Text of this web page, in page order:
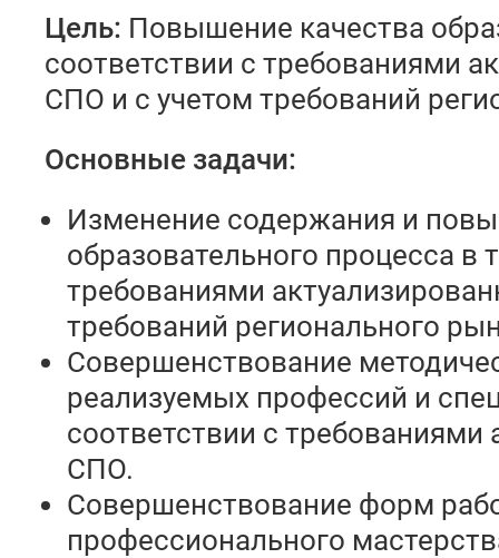
Цель: Повышение качества
соответствии с требованиями
СПО и с учетом требований
Основные задачи:
Изменение содержания и
образовательного процесса в
требованиями
требований регионального
Совершенствование
реализуемых профессий и
соответствии с
СПО.
Совершенствование форм
профессионального